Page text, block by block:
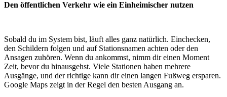
Den öffentlichen Verkehr wie ein Einheimischer nutzen
Sobald du im System bist, läuft alles ganz natürlich. Einchecken,
den Schildern folgen und auf Stationsnamen achten oder den
Ansagen zuhören. Wenn du ankommst, nimm dir einen Moment
Zeit, bevor du hinausgehst. Viele Stationen haben mehrere
Ausgänge, und der richtige kann dir einen langen Fußweg ersparen.
Google Maps zeigt in der Regel den besten Ausgang an.